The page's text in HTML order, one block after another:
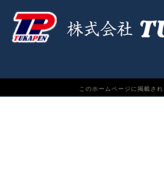
このホームページに掲載さ